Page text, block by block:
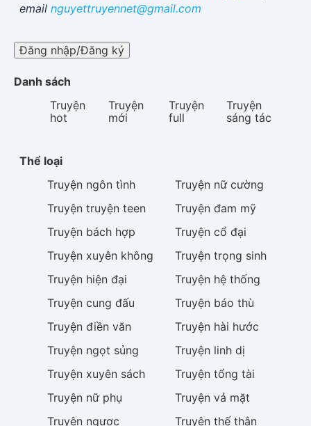
email nguyettruyennet@gmail.com
Đăng nhập/Đăng ký
Danh sách
Truyện
hot
Truyện
mới
Truyện
full
Truyện
sáng tác
Thể loại
Truyện ngôn tình Truyện nữ cường
Truyện truyện teen Truyện đam mỹ
Truyện bách hợp Truyện cổ đại
Truyện xuyên không Truyện trọng sinh
Truyện hiện đại Truyện hệ thống
Truyện cung đấu Truyện báo thù
Truyện điền văn Truyện hài hước
Truyện ngọt sủng Truyện linh dị
Truyện xuyên sách Truyện tổng tài
Truyện nữ phụ Truyện vả mặt
Truyện ngược Truyện thế thân